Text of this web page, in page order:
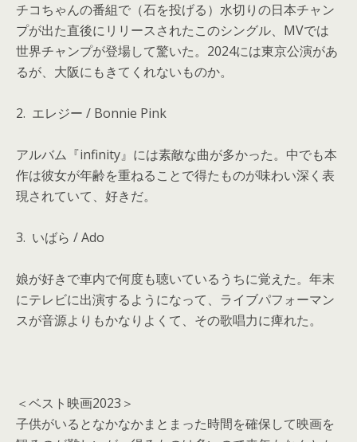
チコちゃんの番組で（石を投げる）水切りの日本チャン
プが出た直後にリリースされたこのシングル、MVでは
世界チャンプが登場して驚いた。2024には東京公演があ
るが、大阪にもきてくれないものか。
2. エレジー / Bonnie Pink
アルバム『infinity』には素敵な曲が多かった。中でも本
作は彼女が年齢を重ねることで得たものが味わい深く表
現されていて、好きだ。
3. いばら / Ado
娘が好きで車内で何度も聴いているうちに覚えた。年末
にテレビに出演するようになって、ライブパフォーマン
スが音源よりもかなりよくて、その歌唱力に痺れた。
＜ベスト映画2023＞
子供がいるとなかなかまとまった時間を確保して映画を